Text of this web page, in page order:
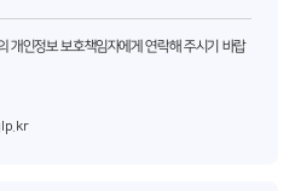
개인정보 보호책임자에게 연락해 주시기 바랍